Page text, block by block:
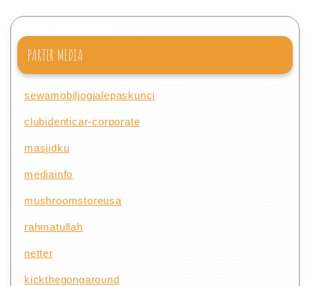
PARTER MEDIA
sewamobiljogjalepaskunci
clubidenticar-corporate
masjidku
mediainfo
mushroomstoreusa
rahmatullah
netter
kickthegongaround